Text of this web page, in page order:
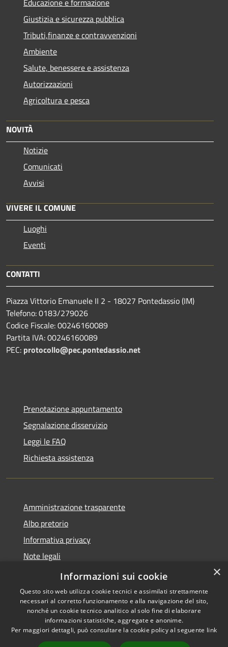
Giustizia e sicurezza pubblica
Tributi,finanze e contravvenzioni
Ambiente
Salute, benessere e assistenza
Autorizzazioni
Agricoltura e pesca
NOVITÀ
Notizie
Comunicati
Avvisi
VIVERE IL COMUNE
Luoghi
Eventi
CONTATTI
Piazza Vittorio Emanuele II 2 - 18027 Pontedassio (IM)
Telefono: 0183/279026
Codice Fiscale: 00246160089
Partita IVA: 00246160089
PEC: protocollo@pec.pontedassio.net
Prenotazione appuntamento
Segnalazione disservizio
Leggi le FAQ
Richiesta assistenza
Amministrazione trasparente
Albo pretorio
Informativa privacy
Note legali
Dichiarazione di accessibilità
Accessibilità
Copyright © 2026 • Comune di
Pontedassio • Powered by
×
Informazioni sui cookie
Questo sito web utilizza cookie tecnici e assimilati strettamente
necessari al corretto funzionamento e alla navigazione del sito,
nonché un cookie tecnico analitico al solo fine di elaborare
informazioni statistiche, aggregate e anonime.
Per maggiori dettagli, può consultare la cookie policy al seguente link